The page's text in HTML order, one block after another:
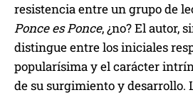
resistencia entre un grupo de
Ponce es Ponce, ¿no? El autor,
distingue entre los iniciales
popularísima y el carácter
de su surgimiento y desarrollo.